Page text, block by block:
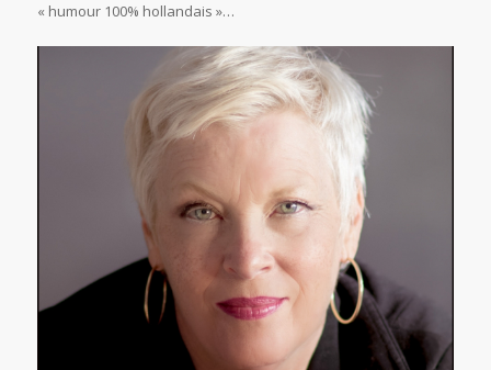
« humour 100% hollandais »…